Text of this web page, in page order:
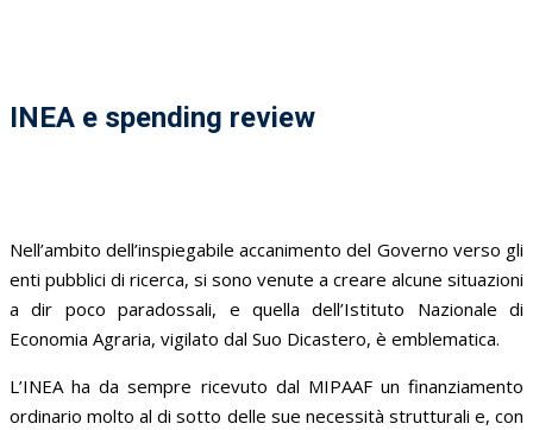
INEA e spending review
Nell’ambito dell’inspiegabile accanimento del Governo verso gli
enti pubblici di ricerca, si sono venute a creare alcune situazioni
a dir poco paradossali, e quella dell’Istituto Nazionale di
Economia Agraria, vigilato dal Suo Dicastero, è emblematica.
L’INEA ha da sempre ricevuto dal MIPAAF un finanziamento
ordinario molto al di sotto delle sue necessità strutturali e, con